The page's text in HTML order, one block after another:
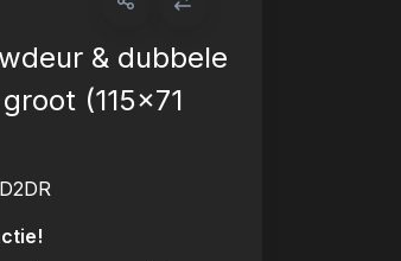
& dubbele
(115x71